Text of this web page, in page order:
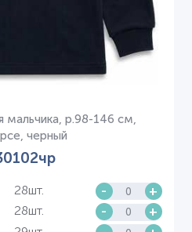
мальчика, р.98-146 см,
черный
28шт. - +
28шт. - +